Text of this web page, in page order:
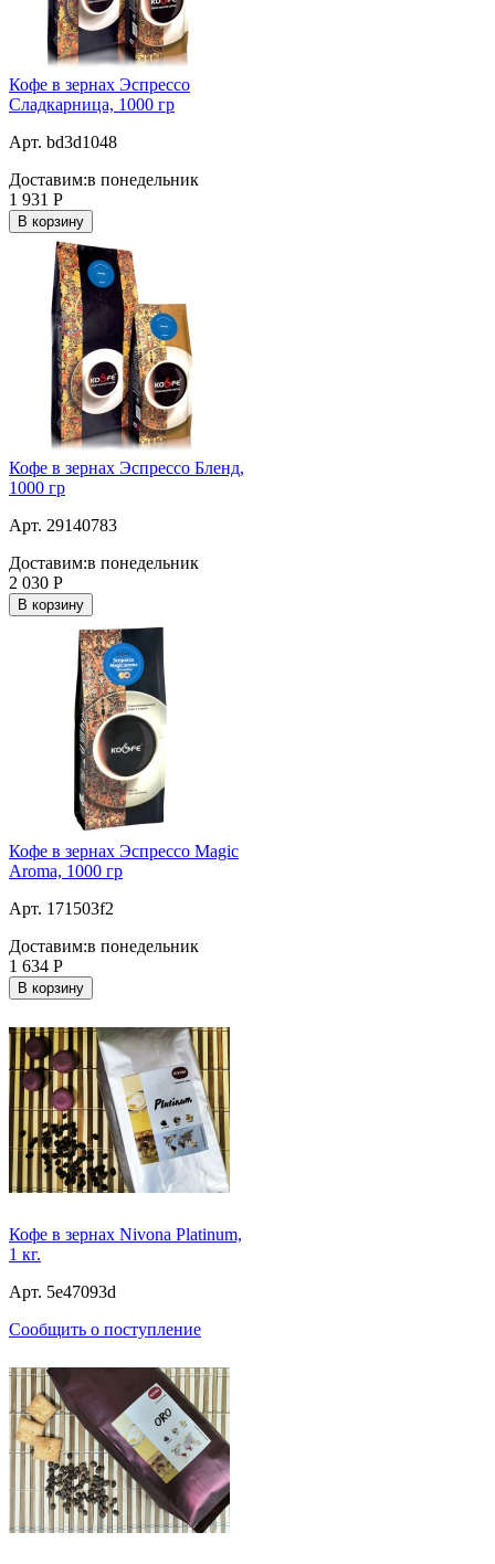
Кофе в зернах Эспрессо
Сладкарница, 1000 гр
Арт. bd3d1048
Доставим:в понедельник
1 931 Р
В корзину
Кофе в зернах Эспрессо Бленд,
1000 гр
Арт. 29140783
Доставим:в понедельник
2 030 Р
В корзину
Кофе в зернах Эспрессо Magic
Aroma, 1000 гр
Арт. 171503f2
Доставим:в понедельник
1 634 Р
В корзину
Кофе в зернах Nivona Platinum,
1 кг.
Арт. 5e47093d
Сообщить о поступление